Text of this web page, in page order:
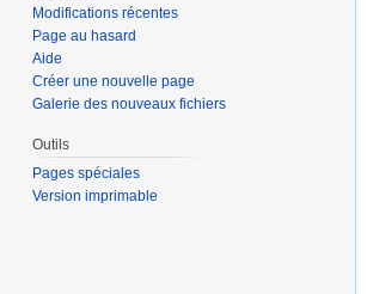
Modifications récentes
Page au hasard
Aide
Créer une nouvelle page
Galerie des nouveaux fichiers
Outils
Pages spéciales
Version imprimable